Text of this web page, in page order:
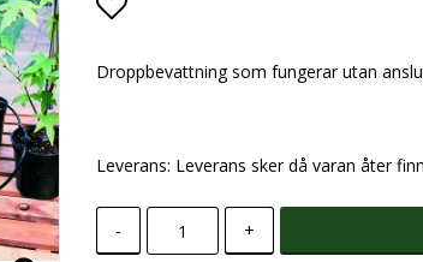
Lägg till i favoritlistan
Droppbevattning som fungerar utan
Leverans: Leverans sker då varan åter
- +